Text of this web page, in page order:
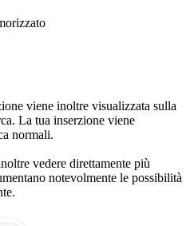
viene inoltre visualizzata sulla
La tua inserzione viene
normali.
vedere direttamente più
notevolmente le possibilità